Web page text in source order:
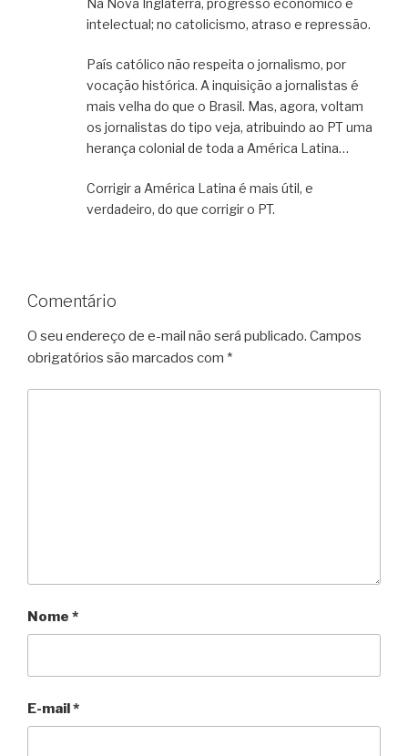
Na Nova Inglaterra, progresso econômico e
intelectual; no catolicismo, atraso e repressão.
País católico não respeita o jornalismo, por
vocação histórica. A inquisição a jornalistas é
mais velha do que o Brasil. Mas, agora, voltam
os jornalistas do tipo veja, atribuindo ao PT uma
herança colonial de toda a América Latina…
Corrigir a América Latina é mais útil, e
verdadeiro, do que corrigir o PT.
Comentário
O seu endereço de e-mail não será publicado. Campos
obrigatórios são marcados com *
Nome *
E-mail*